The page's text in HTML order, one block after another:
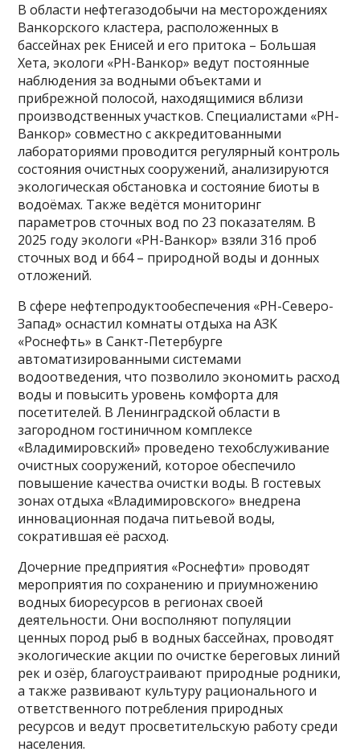
В области нефтегазодобычи на месторождениях
Ванкорского кластера, расположенных в
бассейнах рек Енисей и его притока – Большая
Хета, экологи «РН-Ванкор» ведут постоянные
наблюдения за водными объектами и
прибрежной полосой, находящимися вблизи
производственных участков. Специалистами «РН-
Ванкор» совместно с аккредитованными
лабораториями проводится регулярный контроль
состояния очистных сооружений, анализируются
экологическая обстановка и состояние биоты в
водоёмах. Также ведётся мониторинг
параметров сточных вод по 23 показателям. В
2025 году экологи «РН-Ванкор» взяли 316 проб
сточных вод и 664 – природной воды и донных
отложений.
В сфере нефтепродуктообеспечения «РН-Северо-
Запад» оснастил комнаты отдыха на АЗК
«Роснефть» в Санкт-Петербурге
автоматизированными системами
водоотведения, что позволило экономить расход
воды и повысить уровень комфорта для
посетителей. В Ленинградской области в
загородном гостиничном комплексе
«Владимировский» проведено техобслуживание
очистных сооружений, которое обеспечило
повышение качества очистки воды. В гостевых
зонах отдыха «Владимировского» внедрена
инновационная подача питьевой воды,
сократившая её расход.
Дочерние предприятия «Роснефти» проводят
мероприятия по сохранению и приумножению
водных биоресурсов в регионах своей
деятельности. Они восполняют популяции
ценных пород рыб в водных бассейнах, проводят
экологические акции по очистке береговых линий
рек и озёр, благоустраивают природные родники,
а также развивают культуру рационального и
ответственного потребления природных
ресурсов и ведут просветительскую работу среди
населения.